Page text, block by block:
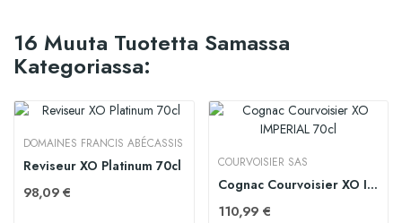
16 Muuta Tuotetta Samassa
Kategoriassa:
DOMAINES FRANCIS ABÉCASSIS
Reviseur XO Platinum 70cl
98,09 €
COURVOISIER SAS
Cognac Courvoisier XO IMPERIAL 70cl
110,99 €